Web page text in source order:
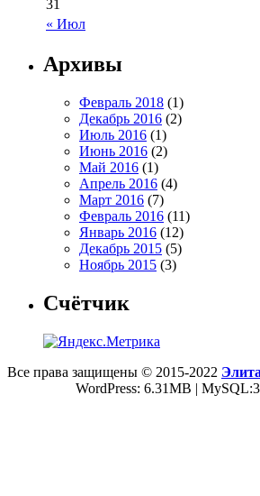
« Июл
31
Архивы
Февраль 2018 (1)
Декабрь 2016 (2)
Июль 2016 (1)
Июнь 2016 (2)
Май 2016 (1)
Апрель 2016 (4)
Март 2016 (7)
Февраль 2016 (11)
Январь 2016 (12)
Декабрь 2015 (5)
Ноябрь 2015 (3)
Счётчик
Все права защищены © 2015-2022
WordPress: 6.31MB |